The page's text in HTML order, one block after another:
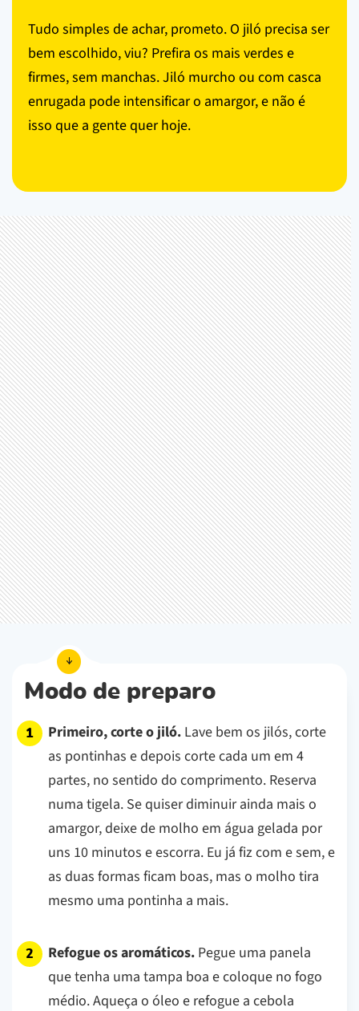
Tudo simples de achar, prometo. O jiló precisa ser
bem escolhido, viu? Prefira os mais verdes e
firmes, sem manchas. Jiló murcho ou com casca
enrugada pode intensificar o amargor, e não é
isso que a gente quer hoje.
Modo de preparo
Primeiro, corte o jiló. Lave bem os jilós, corte
as pontinhas e depois corte cada um em 4
partes, no sentido do comprimento. Reserva
numa tigela. Se quiser diminuir ainda mais o
amargor, deixe de molho em água gelada por
uns 10 minutos e escorra. Eu já fiz com e sem, e
as duas formas ficam boas, mas o molho tira
mesmo uma pontinha a mais.
Refogue os aromáticos. Pegue uma panela
que tenha uma tampa boa e coloque no fogo
médio. Aqueça o óleo e refogue a cebola